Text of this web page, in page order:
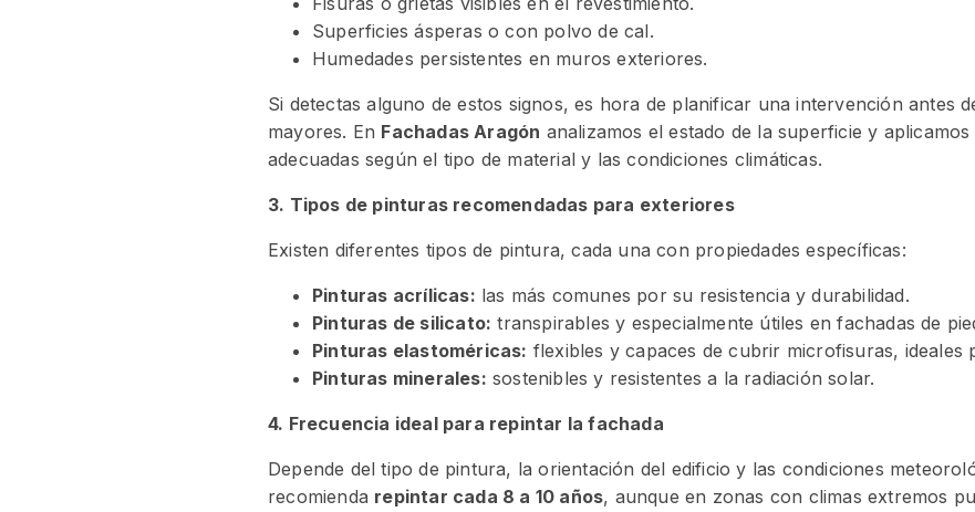
Superficies ásperas o con polvo de cal.
Humedades persistentes en muros exteriores.
Si detectas alguno de estos signos, es hora de planificar una intervención antes
mayores. En Fachadas Aragón analizamos el estado de la superficie y
adecuadas según el tipo de material y las condiciones climáticas.
3. Tipos de pinturas recomendadas para exteriores
Existen diferentes tipos de pintura, cada una con propiedades específicas:
Pinturas acrílicas: las más comunes por su resistencia y durabilidad.
Pinturas de silicato: transpirables y especialmente útiles en fachadas de
Pinturas elastoméricas: flexibles y capaces de cubrir microfisuras, ideales
Pinturas minerales: sostenibles y resistentes a la radiación solar.
4. Frecuencia ideal para repintar la fachada
Depende del tipo de pintura, la orientación del edificio y las condiciones
recomienda repintar cada 8 a 10 años, aunque en zonas con climas extremos